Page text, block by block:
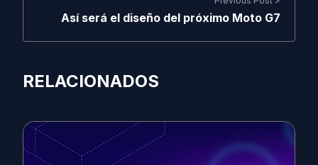
Así será el diseño del próximo Moto G7
RELACIONADOS